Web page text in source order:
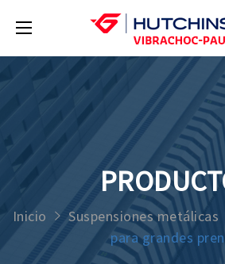
Inicio Suspensiones metálicas
para grandes